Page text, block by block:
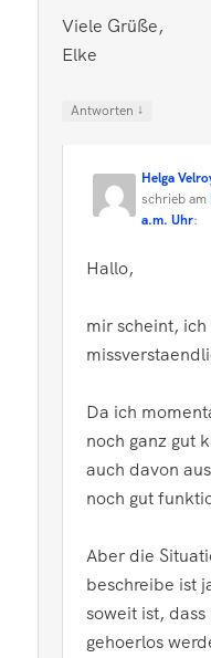
Viele Grüße,
Elke
Antworten ↓
Helga
schriebam
a.m. Uhr:
Hallo,
mir scheint,
Da ich
noch ganz gut
auch davon
noch gut
Aber die
beschreibe ist
soweit ist,
gehoerlos